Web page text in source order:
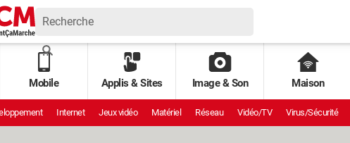
Mobile Applis & Sites Image & Son Maison
Internet Jeux vidéo Matériel Réseau Vidéo/TV Virus/Sécurité